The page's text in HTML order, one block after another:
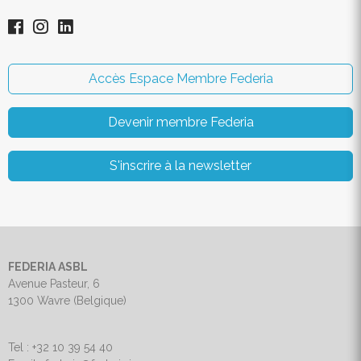
Accès Espace Membre Federia
Devenir membre Federia
S'inscrire à la newsletter
FEDERIA ASBL
Avenue Pasteur, 6
1300 Wavre (Belgique)
Tel : +32 10 39 54 40